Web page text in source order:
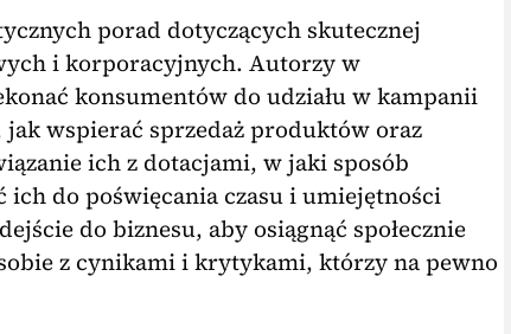
porad dotyczących skutecznej
i korporacyjnych. Autorzy w
konsumentów do udziału w kampanii
jak wspierać sprzedaż produktów oraz
ich z dotacjami, w jaki sposób
do poświęcania czasu i umiejętności
do biznesu, aby osiągnąć społecznie
z cynikami i krytykami, którzy na pewno